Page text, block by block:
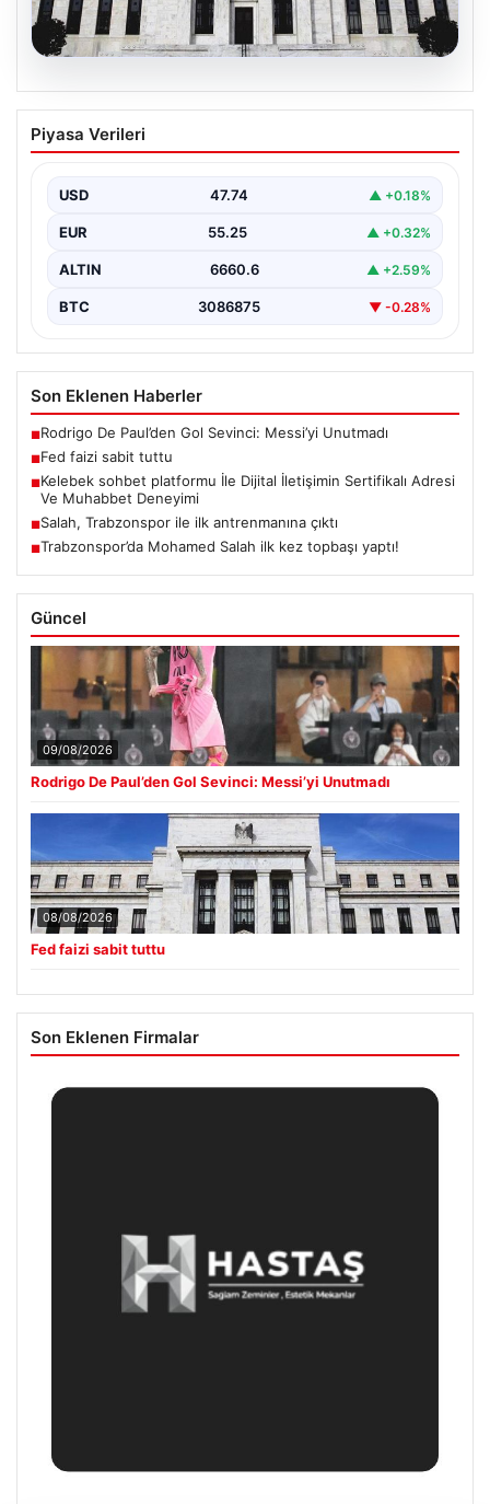
08.08.2026
Fed faizi sabit tuttu
Piyasa Verileri
USD 47.74 ▲ +0.18%
EUR 55.25 ▲ +0.32%
ALTIN 6660.6 ▲ +2.59%
BTC 3086875 ▼ -0.28%
Son Eklenen Haberler
■Rodrigo De Paul’den Gol Sevinci: Messi’yi Unutmadı
■Fed faizi sabit tuttu
■Kelebek sohbet platformu İle Dijital İletişimin Sertifikalı Adresi
Ve Muhabbet Deneyimi
■Salah, Trabzonspor ile ilk antrenmanına çıktı
■Trabzonspor’da Mohamed Salah ilk kez topbaşı yaptı!
Güncel
09/08/2026
Rodrigo De Paul’den Gol Sevinci: Messi’yi Unutmadı
08/08/2026
Fed faizi sabit tuttu
Son Eklenen Firmalar